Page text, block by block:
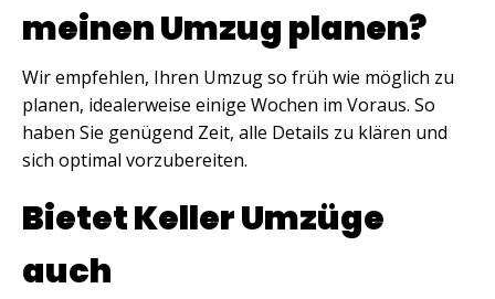
meinen Umzug planen?
Wir empfehlen, Ihren Umzug so früh wie möglich zu
planen, idealerweise einige Wochen im Voraus. So
haben Sie genügend Zeit, alle Details zu klären und
sich optimal vorzubereiten.
Bietet Keller Umzüge
auch